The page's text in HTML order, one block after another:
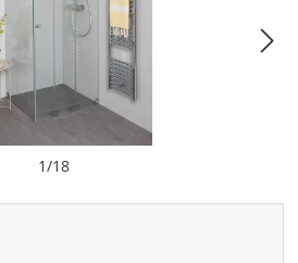
1/18